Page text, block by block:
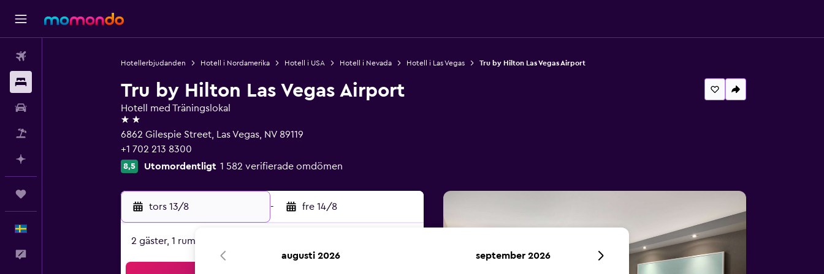
Hotellerbjudanden Hotell i Nordamerika Hotell i USA Hotell i Nevada Hotell i Las Vegas Tru by Hilton Las Vegas Airport
Tru by Hilton Las Vegas Airport
Hotell med Träningslokal
2 stjärnor
6862 Gilespie Street, Las Vegas, NV 89119
+1 702 213 8300
8,5 Utomordentligt 1 582 verifierade omdömen
tors 13/8 - fre 14/8
2 gäster, 1 rum
augusti 2026 september 2026